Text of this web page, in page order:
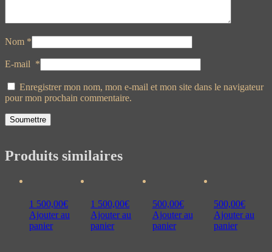
Nom *
E-mail *
Enregistrer mon nom, mon e-mail et mon site dans le navigateur
pour mon prochain commentaire.
Produits similaires
1 500,00€
Ajouter au
panier
1 500,00€
Ajouter au
panier
500,00€
Ajouter au
panier
500,00€
Ajouter au
panier